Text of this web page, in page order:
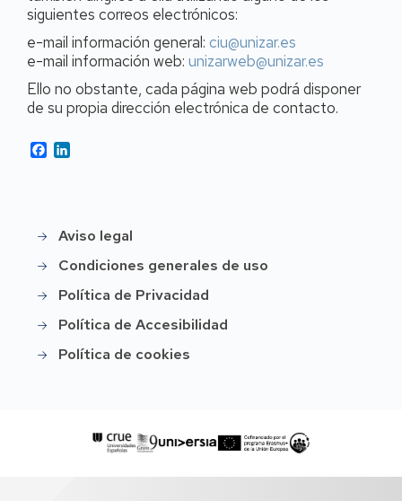
siguientes correos electrónicos:
e-mail información general: ciu@unizar.es
e-mail información web: unizarweb@unizar.es
Ello no obstante, cada página web podrá disponer
de su propia dirección electrónica de contacto.
Facebook
Legal
Aviso legal
Condiciones generales de uso
Política de Privacidad
Política de Accesibilidad
Política de cookies